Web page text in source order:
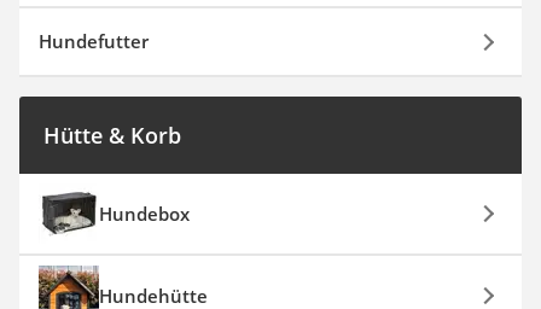
Hundefutter
Hütte & Korb
Hundebox
Hundehütte